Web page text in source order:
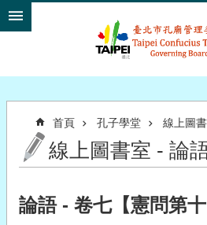
跳到主要內容區塊
首頁 孔子學堂 線上圖
線上圖書室 - 論
論語 - 卷七【憲問第十